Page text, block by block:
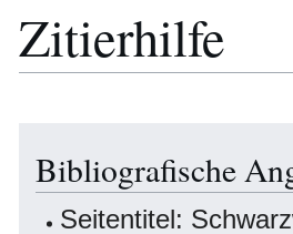
Zitierhilfe
Navigation
springen
Suche
springen
Bibliografische
Seitentitel: